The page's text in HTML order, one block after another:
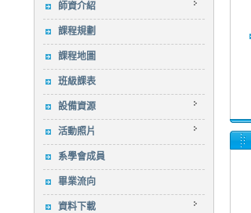
師資介紹
課程規劃
課程地圖
班級課表
設備資源
活動照片
系學會成員
畢業流向
資料下載